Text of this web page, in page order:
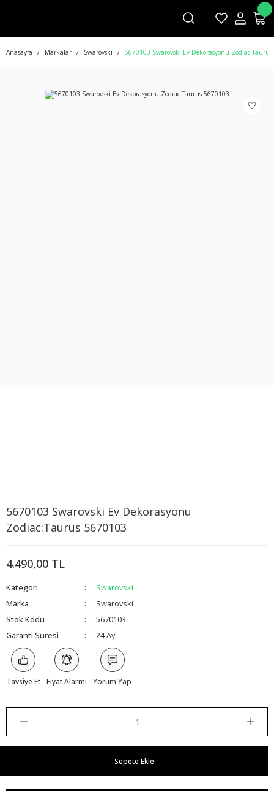
Anasayfa Markalar Swarovski 5670103 Swarovski Ev Dekorasyonu
5670103 Swarovski Ev Dekorasyonu
Zodıac:Taurus 5670103
4.490,00 TL
Kategori
Swarovski
Marka
Swarovski
Stok Kodu
5670103
Garanti Süresi
24 Ay
Tavsiye Et Fiyat Alarmı Yorum Yap
Sepete Ekle